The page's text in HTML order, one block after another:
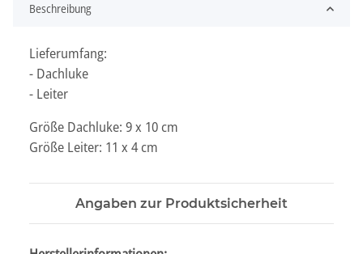
Beschreibung
Lieferumfang:
- Dachluke
- Leiter
Größe Dachluke: 9 x 10 cm
Größe Leiter: 11 x 4 cm
Angaben zur Produktsicherheit